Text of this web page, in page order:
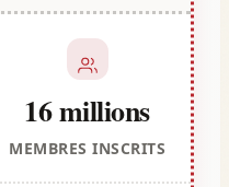
16 millions
MEMBRES INSCRITS